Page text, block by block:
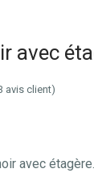
avec
avis client)
avec étagère.